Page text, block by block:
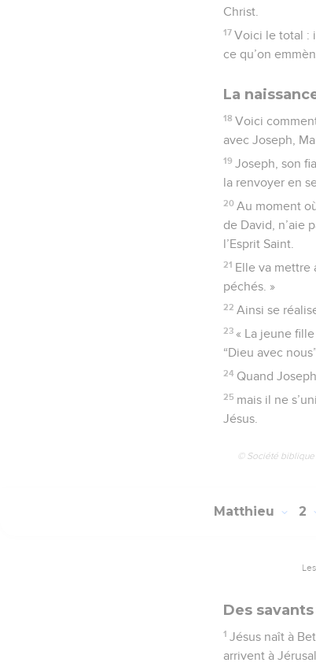
Christ.
17 Voici le total :
ce qu’on
La
18 Voici
avec Joseph,
19 Joseph, son
la renvoyer en
20 Au moment
de David, n’aie
l’Esprit Saint.
21 Elle va mettre
péchés. »
22 Ainsi se
23 « La jeune
“Dieu avec
24 Quand
25 mais il ne
Jésus.
© Société
Matthieu 2
Des
1 Jésus naît à
arrivent à